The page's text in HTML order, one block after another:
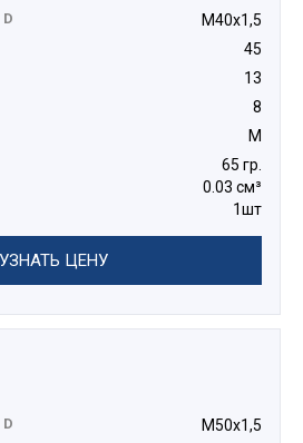
М40х1,5
45
13
8
М
65 гр.
0.03 см³
1шт
УЗНАТЬ ЦЕНУ
М50х1,5